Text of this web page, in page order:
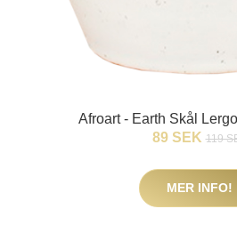
Afroart - Earth Skål
89 SEK 119
MER INFO!